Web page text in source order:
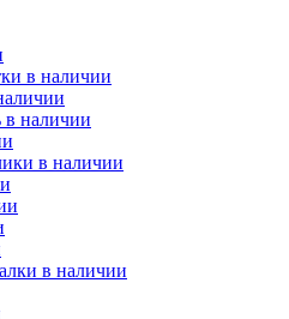
в наличии
в наличии
в наличии
в наличии